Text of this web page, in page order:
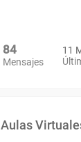
84
Mensajes
11
Aulas